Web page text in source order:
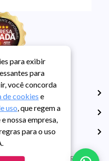
reservados. CRECI RS -
para exibir
para
você concorda
cookies e
uso, que regem a
nossa empresa,
para o uso